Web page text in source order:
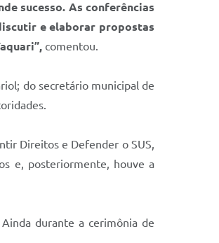
sucesso. As conferências
e elaborar propostas
comentou.
do secretário municipal de
Direitos e Defender o SUS,
e, posteriormente, houve a
durante a cerimônia de